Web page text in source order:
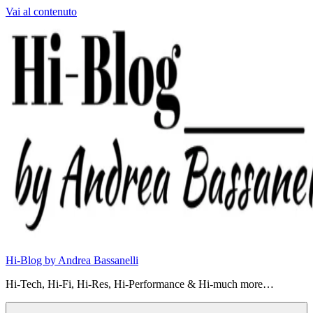
Vai al contenuto
Hi-Blog by Andrea Bassanelli
Hi-Tech, Hi-Fi, Hi-Res, Hi-Performance & Hi-much more…